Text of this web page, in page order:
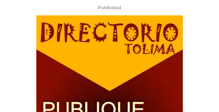
Publicidad